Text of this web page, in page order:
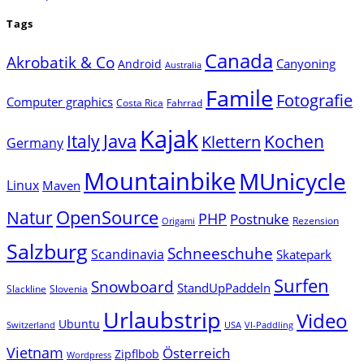
Tags
Akrobatik & Co Android Australia Canada Canyoning
Computer graphics Costa Rica Fahrrad Famile Fotografie
Germany Italy Java Kajak Klettern Kochen
Linux Maven MountainbikeMUnicycle
NaturOpenSource Origami PHP Postnuke Rezension
SalzburgScandinavia Schneeschuhe Skatepark
Slackline Slovenia Snowboard StandUpPaddeln Surfen
Switzerland Ubuntu Urlaubstrip USA VI-Paddling Video
Vietnam Wordpress Zipflbob Österreich